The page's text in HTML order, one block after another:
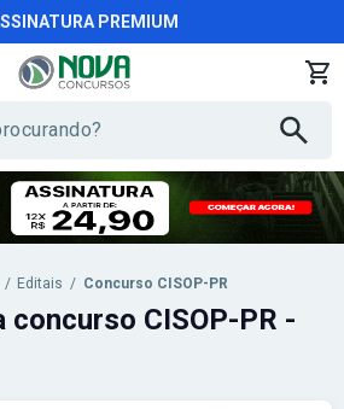
PREMIUM
/ Editais / Concurso CISOP-PR
CISOP-PR -